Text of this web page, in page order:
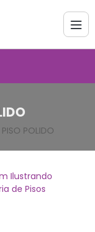
PISO POLIDO